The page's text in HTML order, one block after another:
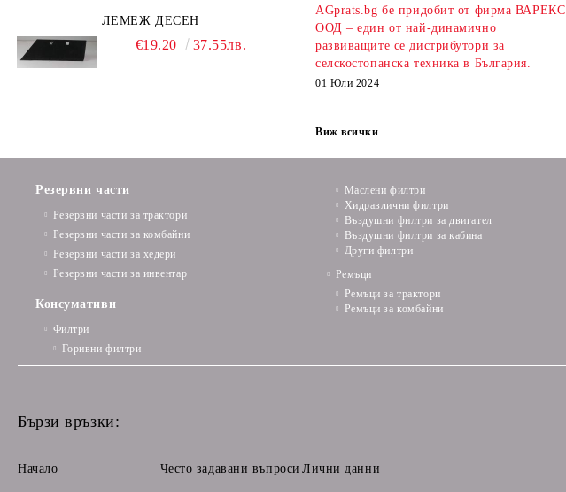
ЛЕМЕЖ ДЕСЕН
€19.20 37.55лв.
AGprats.bg бе придобит от фирма ВАРЕКС
ООД – един от най-динамично
развиващите се дистрибутори за
селскостопанска техника в България.
01 Юли 2024
Виж всички
Резервни части
Резервни части за трактори
Резервни части за комбайни
Резервни части за хедери
Резервни части за инвентар
Консумативи
Филтри
Горивни филтри
Маслени филтри
Хидравлични филтри
Въздушни филтри за двигател
Въздушни филтри за кабина
Други филтри
Ремъци
Ремъци за трактори
Ремъци за комбайни
Бързи връзки:
Начало Често задавани въпроси Лични данни